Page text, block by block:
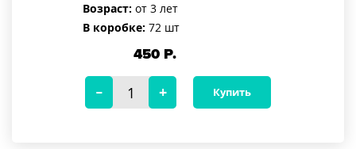
Возраст: от 3 лет
В коробке: 72 шт
450Р.
Купить